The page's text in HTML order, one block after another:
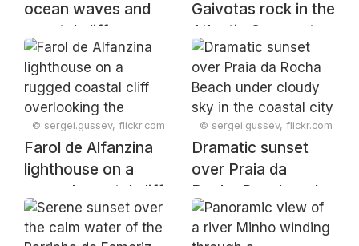
ocean waves and
coastal cliffs near
Porto de Mós,
Lagos, Faro,
Portugal, February
2025
Gaivotas rock in the
Atlantic Ocean at
sunset with
seagulls, Sagres,
Faro, Portugal,
February 2025
© sergei.gussev, flickr.com
Farol de Alfanzina
lighthouse on a
rugged coastal cliff
overlooking the
ocean, Carvoeiro,
© sergei.gussev, flickr.com
Dramatic sunset
over Praia da
Rocha Beach under
cloudy sky in the
coastal city